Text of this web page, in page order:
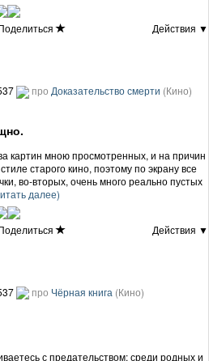
Действия ▼
про Доказательство смерти (Кино)
картин мною просмотренных, и на причин
старого кино, поэтому по экрану все
во-вторых, очень много реально пустых
далее)
Действия ▼
про Чёрная книга (Кино)
с предательством: среди родных и